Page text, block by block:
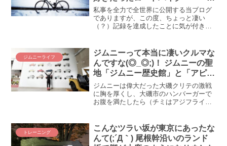
が愛車遍歴を振り返る
私事を全力で全世界に公開する当ブログ
でありますが、この度、ちょっと凄い
（？）記録を達成したことに気が付きま
的（？）に乗り始めたのは2015年からな
ので、2012年暮れ～2015年まで何してた
んだという話はさておき、ちょっとこの
10年のロードバイク遍歴を振り返りたい
と思います。10年も経つと思い出がいっ
ぱいだ(*´ω｀)
ジムニーライフ
ジムニーって本当に凄いクルマな
んですな(◎_◎;)！ ジムニーの聖
地「ジムニー歴史館」と「アピ
オ」にロードバイクで行ってみ
た！
ジムニーは偉大だった大磯クリテの激戦
に胸を厚くし、大磯市のハンバーガーで
お腹を満たしたら（チミはアジフライで
があるのです！！何の聖地？？ あら、ご
存じない！ ご存じ...
トレーニング
こんなツラい坂が東京にあったな
んて(;´Д｀) 尾根幹沿いのランド